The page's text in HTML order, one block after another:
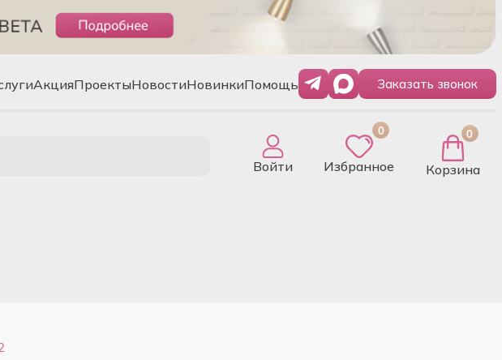
АкцияПроектыНовостиНовинкиПомощь Заказать звонок
Войти
0
Избранное
0
Корзина